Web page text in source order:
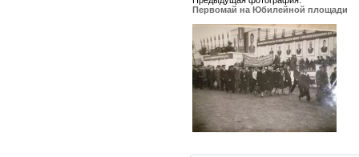
Первомай на Юбилейной площади